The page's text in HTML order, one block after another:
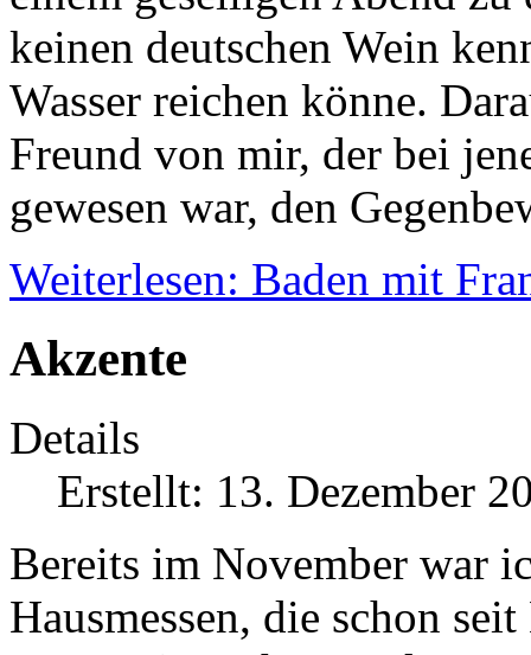
keinen deutschen Wein
Wasser reichen könne.
Freund von mir, der bei
gewesen war, den
Weiterlesen: Baden mit
Akzente
Details
Erstellt: 13. Dezember
Bereits im November war
Hausmessen, die schon